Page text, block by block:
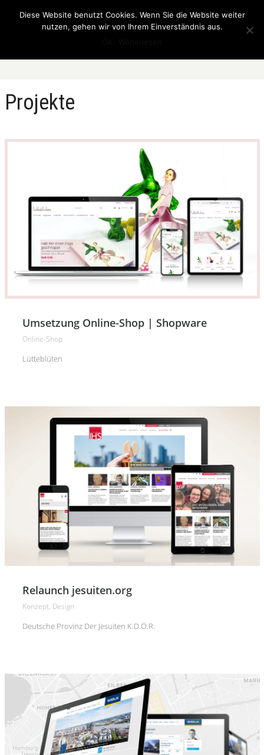
Projekte
Umsetzung Online-Shop | Shopware
Online-Shop
Lütteblüten
Relaunch jesuiten.org
Konzept, Design
Deutsche Provinz Der Jesuiten K.d.ö.R.
Diese Website benutzt Cookies. Wenn Sie die Website weiter
nutzen, gehen wir von Ihrem Einverständnis aus.